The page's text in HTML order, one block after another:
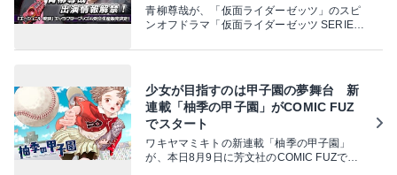
青柳尊哉が、「仮面ライダーゼッツ」のスピ
ンオフドラマ「仮面ライダーゼッツ SERIES
浪」に、ロードサーティーン／コードナンバ
らかになった。
少女が目指すのは甲子園の夢舞台 新
連載「柚季の甲子園」がCOMIC FUZ
でスタート
ワキヤマミキトの新連載「柚季の甲子園」
が、本日8月9日に芳文社のCOMIC FUZでス